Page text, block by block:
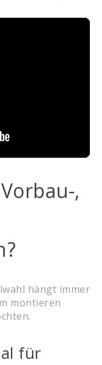
,
hängt immer
montieren
für